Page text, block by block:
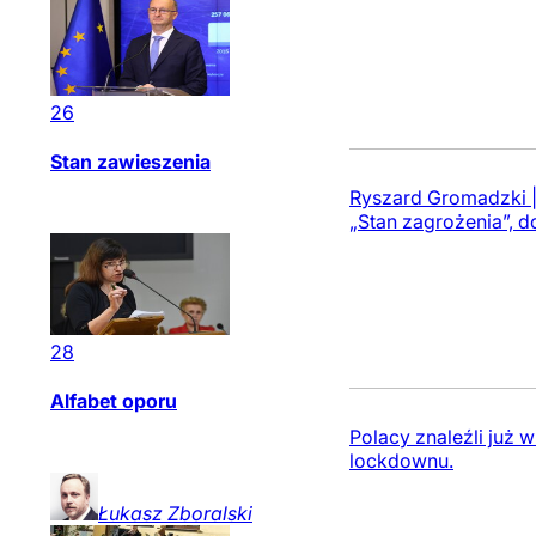
26
Stan zawieszenia
Ryszard Gromadzki
„Stan zagrożenia”,
28
Alfabet oporu
Polacy znaleźli już
lockdownu.
Łukasz Zboralski